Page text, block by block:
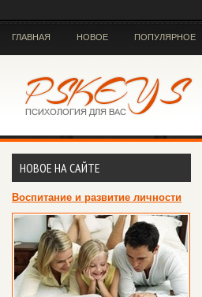
ГЛАВНАЯ НОВОЕ ПОПУЛЯРНОЕ
НОВОЕ НА САЙТЕ
Воспитание и развитие личности